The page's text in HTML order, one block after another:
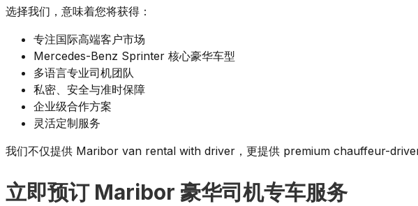
选择我们，意味着您将获得：
专注国际高端客户市场
Mercedes-Benz Sprinter 核心豪华车型
多语言专业司机团队
私密、安全与准时保障
企业级合作方案
灵活定制服务
我们不仅提供 Maribor van rental with driver，更提供 premium chauffeur-
立即预订 Maribor 豪华司机专车服务